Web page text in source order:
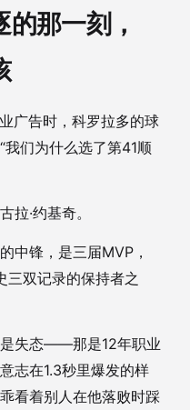
那一刻，
广告时，科罗拉多的球
我们为什么选了第41顺
拉·约基奇。
中锋，是三届MVP，
三双记录的保持者之
是失态——那是12年职业
志在1.3秒里爆发的样
看着别人在他落败时踩